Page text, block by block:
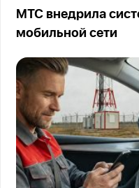
МТС внедрила
мобильной сети